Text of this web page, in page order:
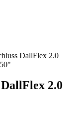
DallFlex 2.0
2.0